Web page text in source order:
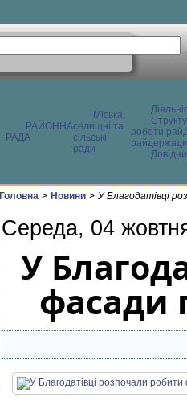
РАЙОННА
РАДА
Міська,
селищні та
сільські
ради
роботи
Головна > Новини > У Благодатівці
Середа, 04
У
фасади